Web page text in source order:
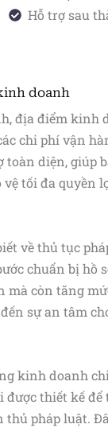
Hỗ trợ sau
doanh
địa điểm kinh
chi phí vận
diện, giúp
tối đa quyền
về thủ tục
chuẩn bị
còn tăng
sự an tâm
kinh doanh
thiết kế
pháp luật.